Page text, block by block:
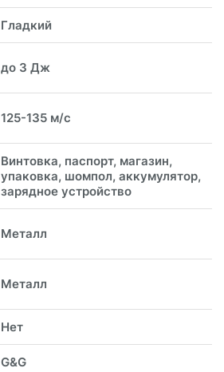
Гладкий
до 3 Дж
125-135 м/с
Винтовка, паспорт, магазин,
упаковка, шомпол, аккумулятор,
зарядное устройство
Металл
Металл
Нет
G&G